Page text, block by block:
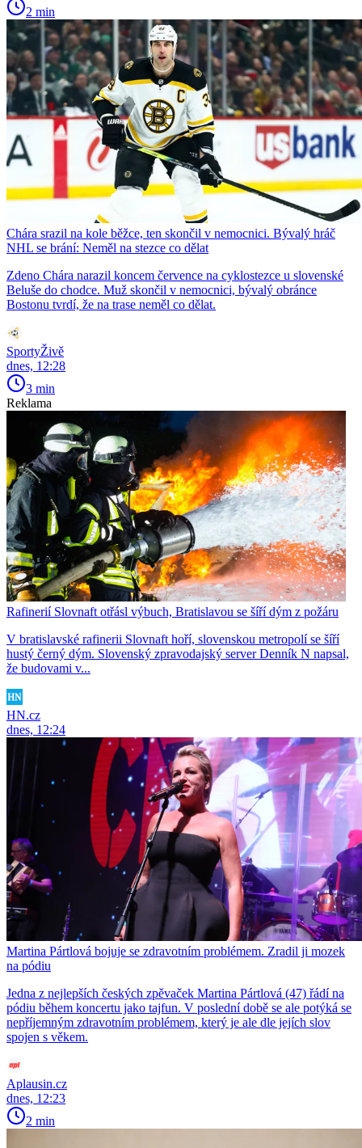
2 min
Chára srazil na kole běžce, ten skončil v nemocnici. Bývalý hráč
NHL se brání: Neměl na stezce co dělat
Zdeno Chára narazil koncem července na cyklostezce u slovenské
Beluše do chodce. Muž skončil v nemocnici, bývalý obránce
Bostonu tvrdí, že na trase neměl co dělat.
SportyŽivě
dnes, 12:28
3 min
Reklama
Rafinerií Slovnaft otřásl výbuch, Bratislavou se šíří dým z požáru
V bratislavské rafinerii Slovnaft hoří, slovenskou metropolí se šíří
hustý černý dým. Slovenský zpravodajský server Denník N napsal,
že budovami v...
HN.cz
dnes, 12:24
Martina Pártlová bojuje se zdravotním problémem. Zradil ji mozek
na pódiu
Jedna z nejlepších českých zpěvaček Martina Pártlová (47) řádí na
pódiu během koncertu jako tajfun. V poslední době se ale potýká se
nepříjemným zdravotním problémem, který je ale dle jejích slov
spojen s věkem.
Aplausin.cz
dnes, 12:23
2 min